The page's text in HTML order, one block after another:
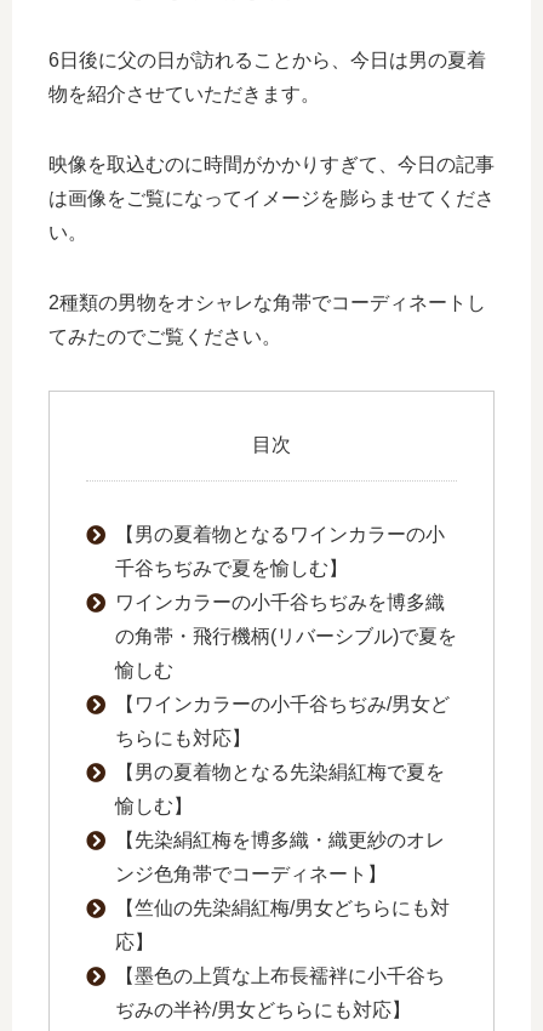
6日後に父の日が訪れることから、今日は男の夏着
物を紹介させていただきます。
映像を取込むのに時間がかかりすぎて、今日の記事
は画像をご覧になってイメージを膨らませてくださ
い。
2種類の男物をオシャレな角帯でコーディネートし
てみたのでご覧ください。
目次
【男の夏着物となるワインカラーの小
千谷ちぢみで夏を愉しむ】
ワインカラーの小千谷ちぢみを博多織
の角帯・飛行機柄(リバーシブル)で夏を
愉しむ
【ワインカラーの小千谷ちぢみ/男女ど
ちらにも対応】
【男の夏着物となる先染絹紅梅で夏を
愉しむ】
【先染絹紅梅を博多織・織更紗のオレ
ンジ色角帯でコーディネート】
【竺仙の先染絹紅梅/男女どちらにも対
応】
【墨色の上質な上布長襦袢に小千谷ち
ぢみの半衿/男女どちらにも対応】